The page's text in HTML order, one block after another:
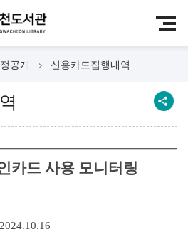
공개 신용카드집행내역
카드 사용 모니터링
2024.10.16